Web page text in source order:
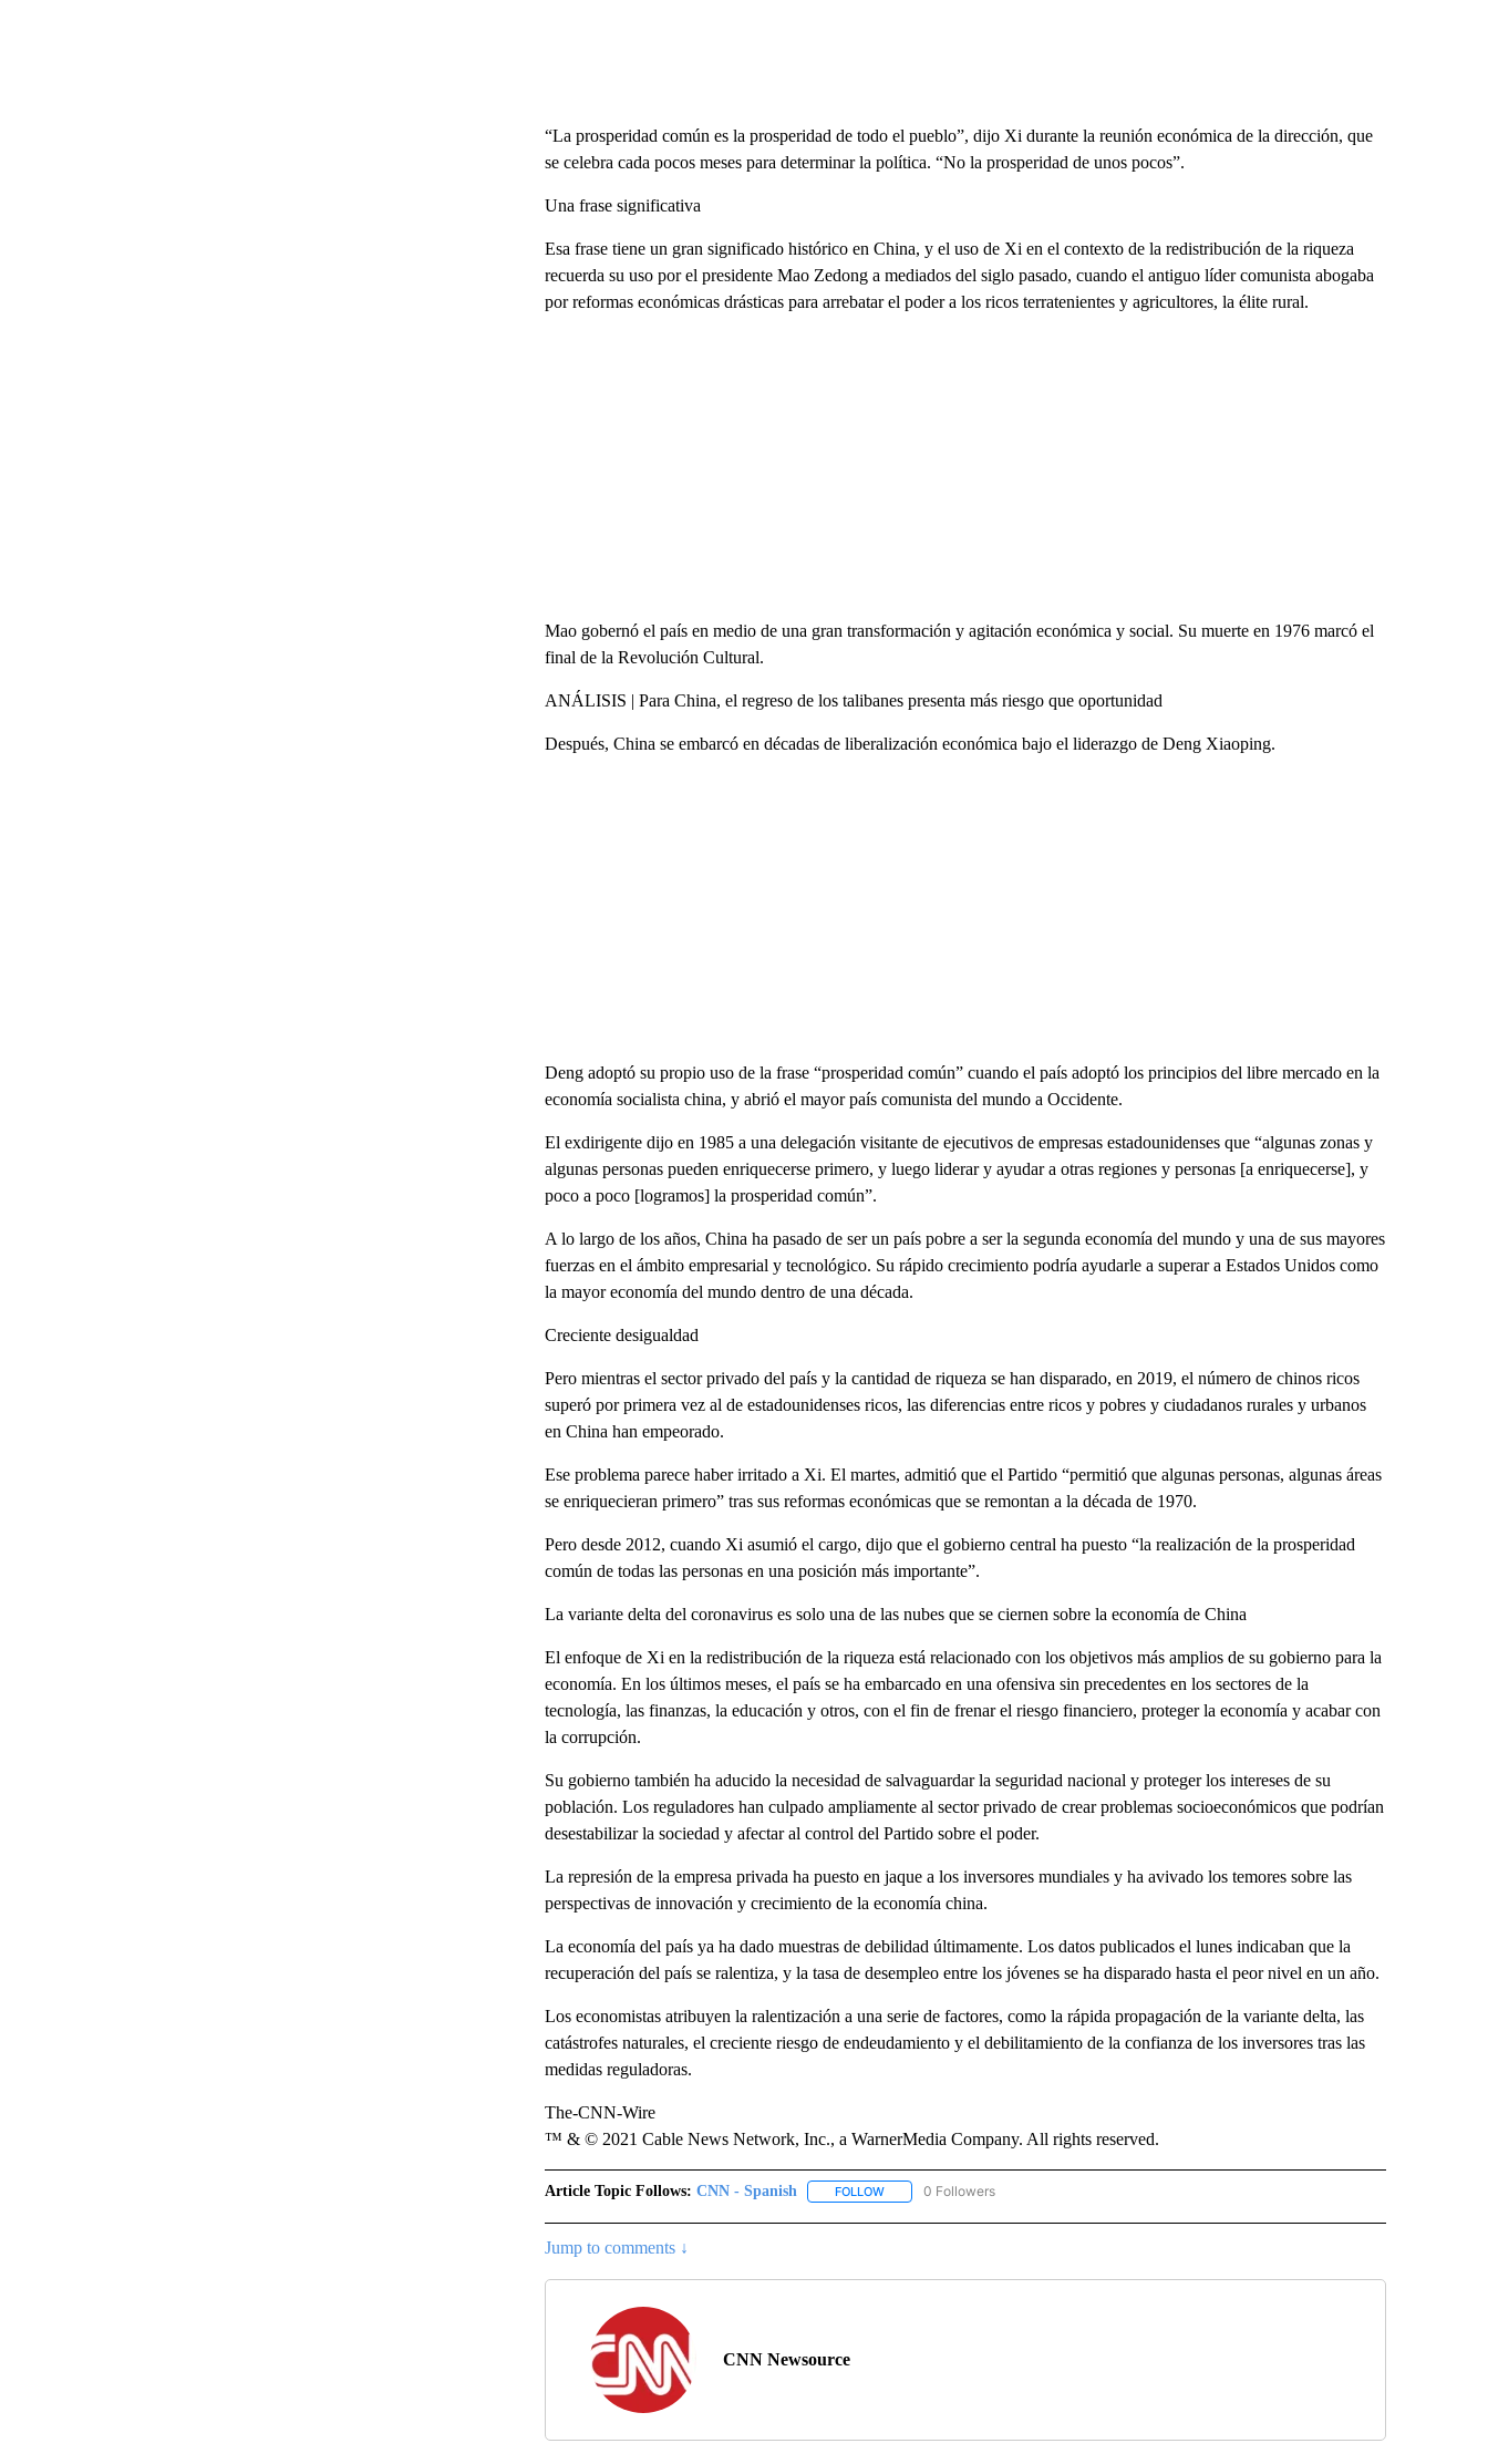
“La prosperidad común es la prosperidad de todo el pueblo”, dijo Xi durante la reunión económica de la dirección, que
se celebra cada pocos meses para determinar la política. “No la prosperidad de unos pocos”.
Una frase significativa
Esa frase tiene un gran significado histórico en China, y el uso de Xi en el contexto de la redistribución de la riqueza
recuerda su uso por el presidente Mao Zedong a mediados del siglo pasado, cuando el antiguo líder comunista abogaba
por reformas económicas drásticas para arrebatar el poder a los ricos terratenientes y agricultores, la élite rural.
Mao gobernó el país en medio de una gran transformación y agitación económica y social. Su muerte en 1976 marcó el
final de la Revolución Cultural.
ANÁLISIS | Para China, el regreso de los talibanes presenta más riesgo que oportunidad
Después, China se embarcó en décadas de liberalización económica bajo el liderazgo de Deng Xiaoping.
Deng adoptó su propio uso de la frase “prosperidad común” cuando el país adoptó los principios del libre mercado en la
economía socialista china, y abrió el mayor país comunista del mundo a Occidente.
El exdirigente dijo en 1985 a una delegación visitante de ejecutivos de empresas estadounidenses que “algunas zonas y
algunas personas pueden enriquecerse primero, y luego liderar y ayudar a otras regiones y personas [a enriquecerse], y
poco a poco [logramos] la prosperidad común”.
A lo largo de los años, China ha pasado de ser un país pobre a ser la segunda economía del mundo y una de sus mayores
fuerzas en el ámbito empresarial y tecnológico. Su rápido crecimiento podría ayudarle a superar a Estados Unidos como
la mayor economía del mundo dentro de una década.
Creciente desigualdad
Pero mientras el sector privado del país y la cantidad de riqueza se han disparado, en 2019, el número de chinos ricos
superó por primera vez al de estadounidenses ricos, las diferencias entre ricos y pobres y ciudadanos rurales y urbanos
en China han empeorado.
Ese problema parece haber irritado a Xi. El martes, admitió que el Partido “permitió que algunas personas, algunas áreas
se enriquecieran primero” tras sus reformas económicas que se remontan a la década de 1970.
Pero desde 2012, cuando Xi asumió el cargo, dijo que el gobierno central ha puesto “la realización de la prosperidad
común de todas las personas en una posición más importante”.
La variante delta del coronavirus es solo una de las nubes que se ciernen sobre la economía de China
El enfoque de Xi en la redistribución de la riqueza está relacionado con los objetivos más amplios de su gobierno para la
economía. En los últimos meses, el país se ha embarcado en una ofensiva sin precedentes en los sectores de la
tecnología, las finanzas, la educación y otros, con el fin de frenar el riesgo financiero, proteger la economía y acabar con
la corrupción.
Su gobierno también ha aducido la necesidad de salvaguardar la seguridad nacional y proteger los intereses de su
población. Los reguladores han culpado ampliamente al sector privado de crear problemas socioeconómicos que podrían
desestabilizar la sociedad y afectar al control del Partido sobre el poder.
La represión de la empresa privada ha puesto en jaque a los inversores mundiales y ha avivado los temores sobre las
perspectivas de innovación y crecimiento de la economía china.
La economía del país ya ha dado muestras de debilidad últimamente. Los datos publicados el lunes indicaban que la
recuperación del país se ralentiza, y la tasa de desempleo entre los jóvenes se ha disparado hasta el peor nivel en un año.
Los economistas atribuyen la ralentización a una serie de factores, como la rápida propagación de la variante delta, las
catástrofes naturales, el creciente riesgo de endeudamiento y el debilitamiento de la confianza de los inversores tras las
medidas reguladoras.
The-CNN-Wire
™ & © 2021 Cable News Network, Inc., a WarnerMedia Company. All rights reserved.
Article Topic Follows: CNN - Spanish FOLLOWFOLLOW "CNN - SPANISH" TO RECEIVE NOTIFICATIONS ABOUT NEW PAGES ON "CNN - SPANISH".
0 Followers
Jump to comments ↓
CNN Newsource